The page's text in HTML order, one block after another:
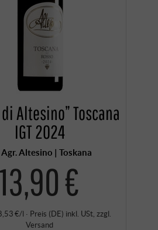
di Altesino” Toscana
IGT 2024
Agr. Altesino | Toskana
13,90 €
€/l · Preis (DE) inkl. USt, zzgl.
Versand